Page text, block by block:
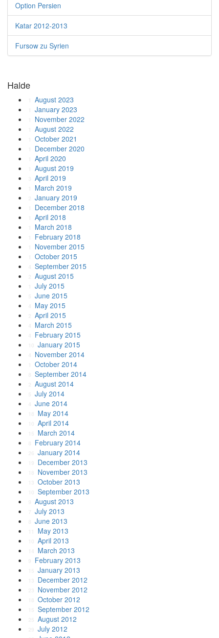
Option Persien
Katar 2012-2013
Fursow zu Syrien
Halde
August 2023
January 2023
November 2022
August 2022
October 2021
December 2020
April 2020
August 2019
April 2019
March 2019
January 2019
December 2018
April 2018
March 2018
February 2018
November 2015
October 2015
September 2015
August 2015
July 2015
June 2015
May 2015
April 2015
March 2015
February 2015
January 2015
November 2014
October 2014
September 2014
August 2014
July 2014
June 2014
May 2014
April 2014
March 2014
February 2014
January 2014
December 2013
November 2013
October 2013
September 2013
August 2013
July 2013
June 2013
May 2013
April 2013
March 2013
February 2013
January 2013
December 2012
November 2012
October 2012
September 2012
August 2012
July 2012